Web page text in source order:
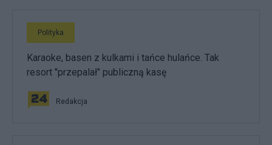
Polityka
Karaoke, basen z kulkami i tańce hulańce. Tak
resort "przepalał" publiczną kasę
Redakcja